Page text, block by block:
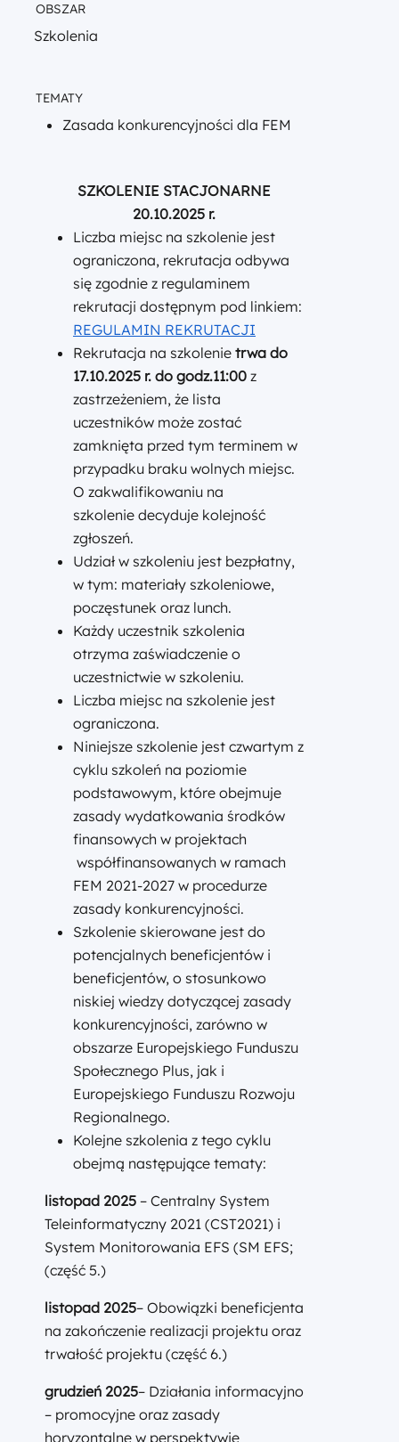
OBSZAR
Szkolenia
TEMATY
Zasada konkurencyjności dla FEM
SZKOLENIE STACJONARNE
20.10.2025 r.
Liczba miejsc na szkolenie jest
ograniczona, rekrutacja odbywa
się zgodnie z regulaminem
rekrutacji dostępnym pod linkiem:
REGULAMIN REKRUTACJI
Rekrutacja na szkolenie trwa do
17.10.2025 r. do godz.11:00 z
zastrzeżeniem, że lista
uczestników może zostać
zamknięta przed tym terminem w
przypadku braku wolnych miejsc.
O zakwalifikowaniu na
szkolenie decyduje kolejność
zgłoszeń.
Udział w szkoleniu jest bezpłatny,
w tym: materiały szkoleniowe,
poczęstunek oraz lunch.
Każdy uczestnik szkolenia
otrzyma zaświadczenie o
uczestnictwie w szkoleniu.
Liczba miejsc na szkolenie jest
ograniczona.
Niniejsze szkolenie jest czwartym z
cyklu szkoleń na poziomie
podstawowym, które obejmuje
zasady wydatkowania środków
finansowych w projektach
współfinansowanych w ramach
FEM 2021-2027 w procedurze
zasady konkurencyjności.
Szkolenie skierowane jest do
potencjalnych beneficjentów i
beneficjentów, o stosunkowo
niskiej wiedzy dotyczącej zasady
konkurencyjności, zarówno w
obszarze Europejskiego Funduszu
Społecznego Plus, jak i
Europejskiego Funduszu Rozwoju
Regionalnego.
Kolejne szkolenia z tego cyklu
obejmą następujące tematy:
listopad 2025 – Centralny System
Teleinformatyczny 2021 (CST2021) i
System Monitorowania EFS (SM EFS;
(część 5.)
listopad 2025– Obowiązki beneficjenta
na zakończenie realizacji projektu oraz
trwałość projektu (część 6.)
grudzień 2025– Działania informacyjno
– promocyjne oraz zasady
horyzontalne w perspektywie